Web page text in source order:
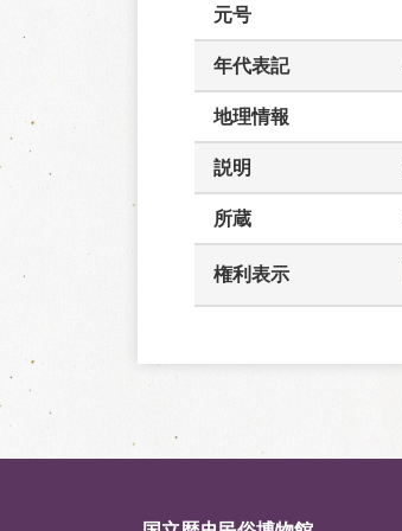
元号
年代表記
地理情報
説明
所蔵
権利表示